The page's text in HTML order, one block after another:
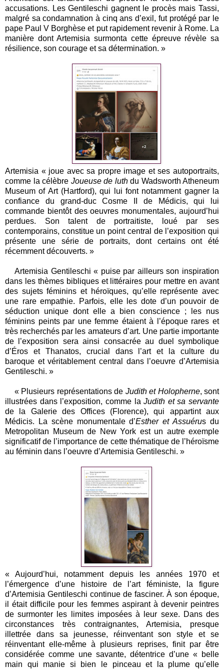
accusations. Les Gentileschi gagnent le procès mais Tassi,
malgré sa condamnation à cinq ans d’exil, fut protégé par le
pape Paul V Borghèse et put rapidement revenir à Rome. La
manière dont Artemisia surmonta cette épreuve révèle sa
résilience, son courage et sa détermination. »
Artemisia « joue avec sa propre image et ses autoportraits,
comme la célèbre Joueuse de luth du Wadsworth Atheneum
Museum of Art (Hartford), qui lui font notamment gagner la
confiance du grand-duc Cosme II de Médicis, qui lui
commande bientôt des oeuvres monumentales, aujourd’hui
perdues. Son talent de portraitiste, loué par ses
contemporains, constitue un point central de l’exposition qui
présente une série de portraits, dont certains ont été
récemment découverts. »
Artemisia Gentileschi « puise par ailleurs son inspiration
dans les thèmes bibliques et littéraires pour mettre en avant
des sujets féminins et héroïques, qu’elle représente avec
une rare empathie. Parfois, elle les dote d’un pouvoir de
séduction unique dont elle a bien conscience ; les nus
féminins peints par une femme étaient à l’époque rares et
très recherchés par les amateurs d’art. Une partie importante
de l’exposition sera ainsi consacrée au duel symbolique
d’Éros et Thanatos, crucial dans l’art et la culture du
baroque et véritablement central dans l’oeuvre d’Artemisia
Gentileschi. »
« Plusieurs représentations de Judith et Holopherne, sont
illustrées dans l’exposition, comme laJudith et sa servante
de la Galerie des Offices (Florence), qui appartint aux
Médicis. La scène monumentale d’Esther et Assuérus du
Metropolitan Museum de New York est un autre exemple
significatif de l’importance de cette thématique de l’héroïsme
au féminin dans l’oeuvre d’Artemisia Gentileschi. »
« Aujourd’hui, notamment depuis les années 1970 et
l’émergence d’une histoire de l’art féministe, la figure
d’Artemisia Gentileschi continue de fasciner. À son époque,
il était difficile pour les femmes aspirant à devenir peintres
de surmonter les limites imposées à leur sexe. Dans des
circonstances très contraignantes, Artemisia, presque
illettrée dans sa jeunesse, réinventant son style et se
réinventant elle-même à plusieurs reprises, finit par être
considérée comme une savante, détentrice d’une « belle
main qui manie si bien le pinceau et la plume qu’elle